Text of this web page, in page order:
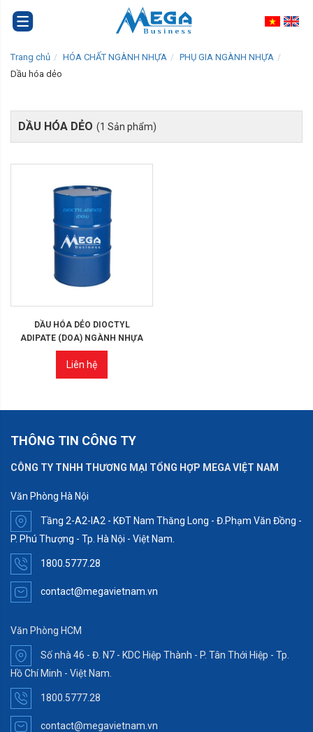
Trang chủ HÓA CHẤT NGÀNH NHỰA
PHỤ GIA NGÀNH NHỰA
Dầu hóa dẻo
DẦU HÓA DẺO (1 Sản phẩm)
DẦU HÓA DẺO DIOCTYL
ADIPATE (DOA) NGÀNH NHỰA
Liên hệ
THÔNG TIN CÔNG TY
CÔNG TY TNHH THƯƠNG MẠI TỔNG HỢP MEGA VIỆT NAM
Văn Phòng Hà Nội
Tầng 2-A2-IA2 - KĐT Nam Thăng Long - Đ.Phạm Văn Đồng -
P. Phú Thượng - Tp. Hà Nội - Việt Nam.
1800.5777.28
contact@megavietnam.vn
Văn Phòng HCM
Số nhà 46 - Đ. N7 - KDC Hiệp Thành - P. Tân Thới Hiệp - Tp.
Hồ Chí Minh - Việt Nam.
1800.5777.28
contact@megavietnam.vn